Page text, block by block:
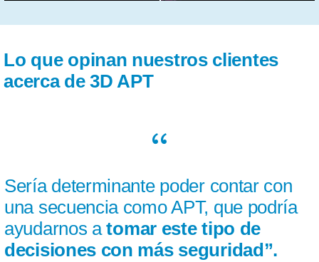
Lo que opinan nuestros clientes
acerca de 3D APT
Sería determinante poder contar con
una secuencia como APT, que podría
ayudarnos atomar este tipo de
decisiones con más seguridad”.